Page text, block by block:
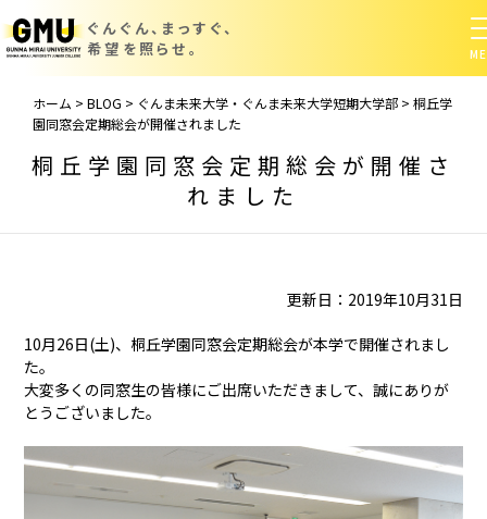
ぐんぐん、まっすぐ、
希望を照らせ。
ホーム > BLOG > ぐんま未来大学・ぐんま未来大学短期大学部 > 桐丘学
園同窓会定期総会が開催されました
桐丘学園同窓会定期総会が開催さ
れました
更新日：2019年10月31日
10月26日(土)、桐丘学園同窓会定期総会が本学で開催されまし
た。
大変多くの同窓生の皆様にご出席いただきまして、誠にありが
とうございました。